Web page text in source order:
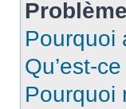
Pourquoi
Qu’est-
Pourquoi